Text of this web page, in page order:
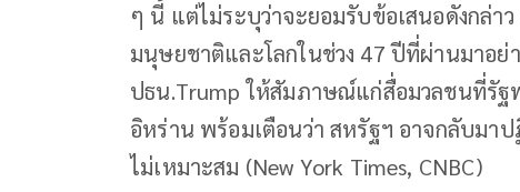
ๆ นี้ แต่ไม่ระบุว่าจะยอมรับข้อเสนอดังกล่า
มนุษยชาติและโลกในช่วง 47 ปีที่ผ่านมาอย่
ปธน.Trump ให้สัมภาษณ์แก่สื่อมวลชนที่รัฐ
อิหร่าน พร้อมเตือนว่า สหรัฐฯ อาจกลับมา
ไม่เหมาะสม (New York Times, CNBC)